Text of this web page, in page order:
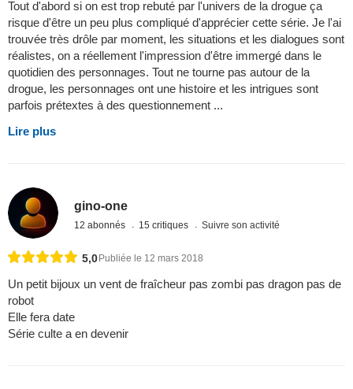
Tout d'abord si on est trop rebuté par l'univers de la drogue ça
risque d'être un peu plus compliqué d'apprécier cette série. Je l'ai
trouvée très drôle par moment, les situations et les dialogues sont
réalistes, on a réellement l'impression d'être immergé dans le
quotidien des personnages. Tout ne tourne pas autour de la
drogue, les personnages ont une histoire et les intrigues sont
parfois prétextes à des questionnement ...
Lire plus
gino-one
12 abonnés 15 critiques Suivre son activité
5,0Publiée le 12 mars 2018
Un petit bijoux un vent de fraîcheur pas zombi pas dragon pas de
robot
Elle fera date
Série culte a en devenir